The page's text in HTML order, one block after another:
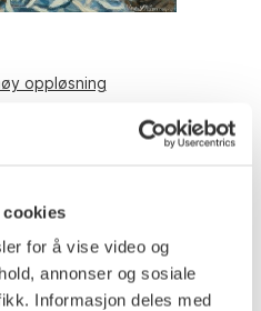
cookies
for å vise video og
annonser og sosiale
Informasjon deles med
oppløsning
Strømme -41.
kvinne, hest og vogn.